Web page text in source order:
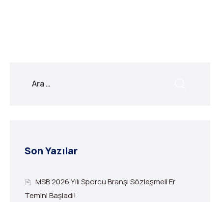
Son Yazılar
MSB 2026 Yılı Sporcu Branşı Sözleşmeli Er
Temini Başladı!